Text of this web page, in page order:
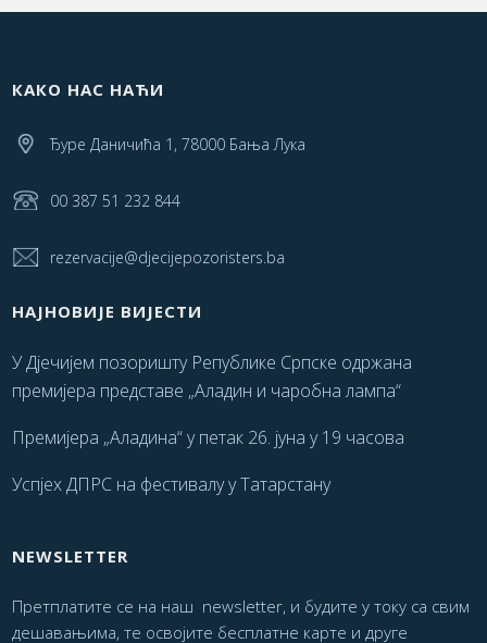
КАКО НАС НАЋИ
Ђуре Даничића 1, 78000 Бања Лука
00 387 51 232 844
rezervacije@djecijepozoristers.ba
НАЈНОВИЈЕ ВИЈЕСТИ
У Дјечијем позоришту Републике Српске одржана
премијера представе „Аладин и чаробна лампа“
Премијера „Аладина“ у петак 26. јуна у 19 часова
Успјех ДПРС на фестивалу у Татарстану
NEWSLETTER
Претплатите се на наш newsletter, и будите у току са свим
дешавањима, те освојите бесплатне карте и друге